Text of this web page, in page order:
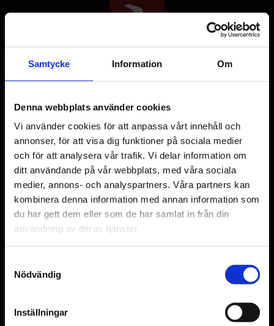
Samtycke Information Om
Denna webbplats använder cookies
Vi använder cookies för att anpassa vårt innehåll och
annonser, för att visa dig funktioner på sociala medier
och för att analysera vår trafik. Vi delar information om
ditt användande på vår webbplats, med våra sociala
medier, annons- och analyspartners. Våra partners kan
kombinera denna information med annan information som
du har gett dem eller som de har samlat in från din
användning av deras tjänster.
Nödvändig
Inställningar
Välj stad
Malmö Uppsala